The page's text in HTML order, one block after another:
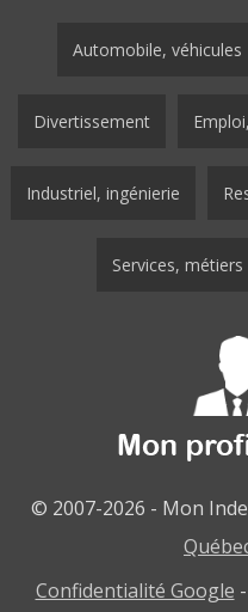
Automobile, véhicules
Divertissement
Industriel, ingénierie
Services, métiers
© 2007-2026 - Mon
Confidentialité Google -